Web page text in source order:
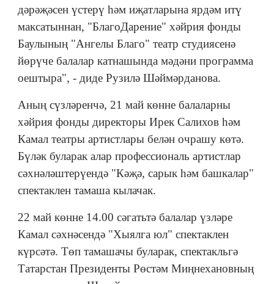
дәрәҗәсен үстерү һәм иҗатларына ярдәм итү
максатыннан, "БлагоДарение" хәйрия фонды
Баулының "Ангелы Благо" театр студиясенә
йөрүче балалар катнашында мәдәни программа
оештыра", - диде Рузилә Шәймәрданова.
Аның сүзләренчә, 21 май көнне балаларны
хәйрия фонды директоры Ирек Салихов һәм
Камал театры артистлары белән очрашу көтә.
Бүләк буларак алар профессиональ артистлар
сәхнәләштерүендә "Кәҗә, сарык һәм башкалар"
спектаклен тамаша кылачак.
22 май көнне 14.00 сәгатьтә балалар үзләре
Камал сәхнәсендә "Хыялга юл" спектаклен
күрсәтә. Төп тамашачы буларак, спектакльгә
Татарстан Президенты Рөстәм Миңнехановның